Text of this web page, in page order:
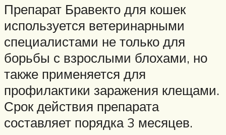
Препарат Бравекто для кошек
используется ветеринарными
специалистами не только для
борьбы с взрослыми блохами, но
также применяется для
профилактики заражения клещами.
Срок действия препарата
составляет порядка 3 месяцев.